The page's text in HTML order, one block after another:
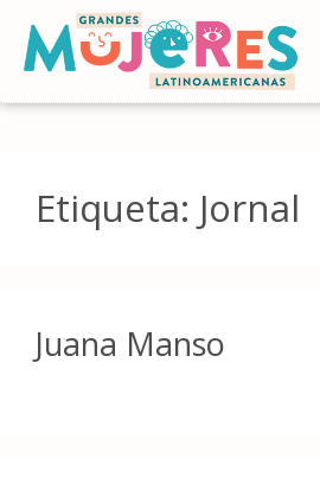
Etiqueta: Jornal
Juana Manso